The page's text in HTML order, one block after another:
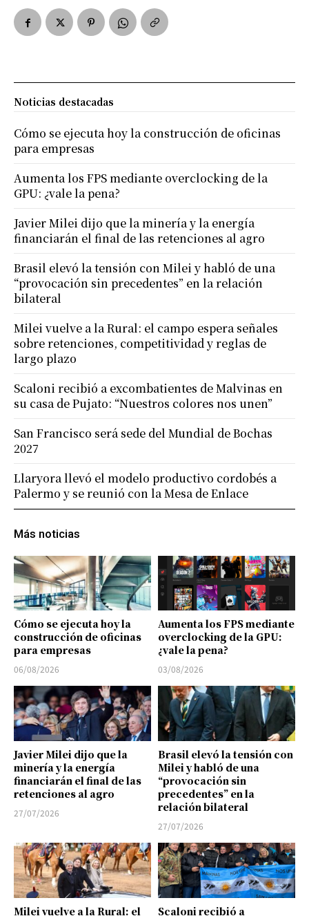
Más noticias
Cómo se ejecuta hoy la
construcción de oficinas
para empresas
06/08/2026
Aumenta los FPS mediante
overclocking de la GPU:
¿vale la pena?
03/08/2026
Javier Milei dijo que la
minería y la energía
financiarán el final de las
retenciones al agro
27/07/2026
Brasil elevó la tensión con
Milei y habló de una
“provocación sin
precedentes” en la
relación bilateral
27/07/2026
Milei vuelve a la Rural: el Scaloni recibió a
Noticias destacadas
Cómo se ejecuta hoy la construcción de oficinas
para empresas
Aumenta los FPS mediante overclocking de la
GPU: ¿vale la pena?
Javier Milei dijo que la minería y la energía
financiarán el final de las retenciones al agro
Brasil elevó la tensión con Milei y habló de una
“provocación sin precedentes” en la relación
bilateral
Milei vuelve a la Rural: el campo espera señales
sobre retenciones, competitividad y reglas de
largo plazo
Scaloni recibió a excombatientes de Malvinas en
su casa de Pujato: “Nuestros colores nos unen”
San Francisco será sede del Mundial de Bochas
2027
Llaryora llevó el modelo productivo cordobés a
Palermo y se reunió con la Mesa de Enlace